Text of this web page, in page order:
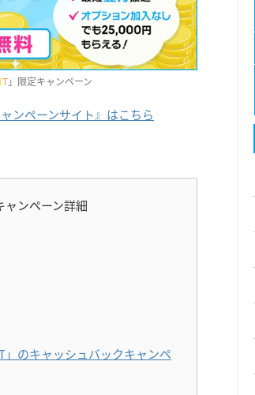
T」限定キャンペーン
ンペーンサイト』はこちら
ャンペーン詳細
」のキャッシュバックキャンペ